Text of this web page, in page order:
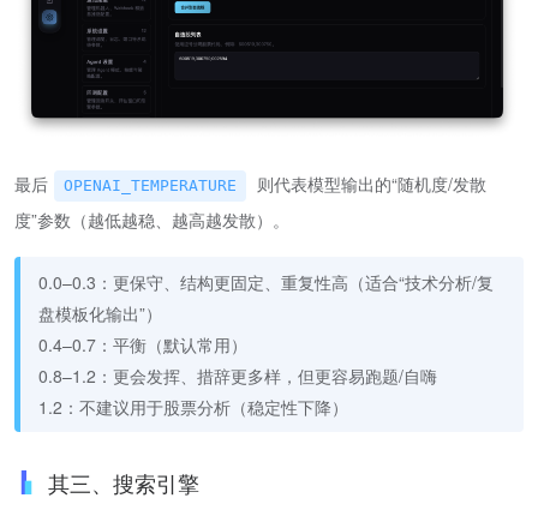
最后 OPENAI_TEMPERATURE
则代表模型输出的“随机度/发散
度”参数（越低越稳、越高越发散）。
0.0–0.3：更保守、结构更固定、重复性高（适合“技术分析/复
盘模板化输出”）
0.4–0.7：平衡（默认常用）
0.8–1.2：更会发挥、措辞更多样，但更容易跑题/自嗨
1.2：不建议用于股票分析（稳定性下降）
其三、搜索引擎